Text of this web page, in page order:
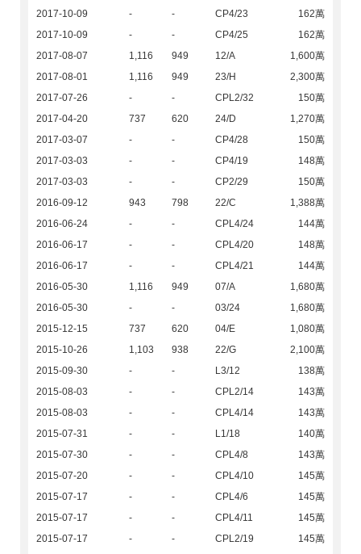
2017-10-09
- - CP4/23
162萬
2017-10-09
- - CP4/25
162萬
2017-08-07
1,116 949 12/A
1,600萬
2017-08-01
1,116 949 23/H
2,300萬
2017-07-26
- - CPL2/32
150萬
2017-04-20
737 620 24/D
1,270萬
2017-03-07
- - CP4/28
150萬
2017-03-03
- - CP4/19
148萬
2017-03-03
- - CP2/29
150萬
2016-09-12
943 798 22/C
1,388萬
2016-06-24
- - CPL4/24
144萬
2016-06-17
- - CPL4/20
148萬
2016-06-17
- - CPL4/21
144萬
2016-05-30
1,116 949 07/A
1,680萬
2016-05-30
- - 03/24
1,680萬
2015-12-15
737 620 04/E
1,080萬
2015-10-26
1,103 938 22/G
2,100萬
2015-09-30
- - L3/12
138萬
2015-08-03
- - CPL2/14
143萬
2015-08-03
- - CPL4/14
143萬
2015-07-31
- - L1/18
140萬
2015-07-30
- - CPL4/8
143萬
2015-07-20
- - CPL4/10
145萬
2015-07-17
- - CPL4/6
145萬
2015-07-17
- - CPL4/11
145萬
2015-07-17
- - CPL2/19
145萬